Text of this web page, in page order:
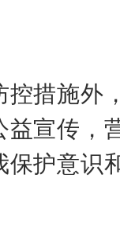
控措施外
宣传，
保护意识